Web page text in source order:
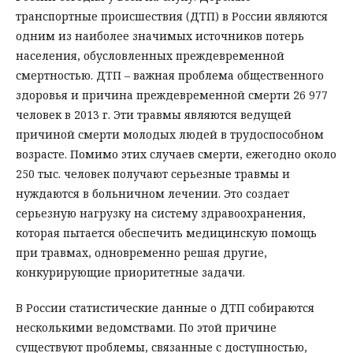
транспортные происшествия (ДТП) в России являются
одним из наиболее значимых источников потерь
населения, обусловленных преждевременной
смертностью. ДТП – важная проблема общественного
здоровья и причина преждевременной смерти 26 977
человек в 2013 г. Эти травмы являются ведущей
причиной смерти молодых людей в трудоспособном
возрасте. Помимо этих случаев смерти, ежегодно около
250 тыс. человек получают серьезные травмы и
нуждаются в больничном лечении. Это создает
серьезную нагрузку на систему здравоохранения,
которая пытается обеспечить медицинскую помощь
при травмах, одновременно решая другие,
конкурирующие приоритетные задачи.
В России статистические данные о ДТП собираются
несколькими ведомствами. По этой причине
существуют проблемы, связанные с доступностью,